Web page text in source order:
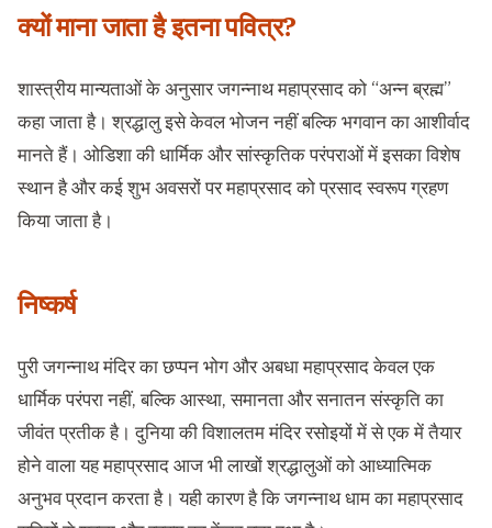
क्यों माना जाता है इतना पवित्र?
शास्त्रीय मान्यताओं के अनुसार जगन्नाथ महाप्रसाद को “अन्न ब्रह्म”
कहा जाता है। श्रद्धालु इसे केवल भोजन नहीं बल्कि भगवान का आशीर्वाद
मानते हैं। ओडिशा की धार्मिक और सांस्कृतिक परंपराओं में इसका विशेष
स्थान है और कई शुभ अवसरों पर महाप्रसाद को प्रसाद स्वरूप ग्रहण
किया जाता है।
निष्कर्ष
पुरी जगन्नाथ मंदिर का छप्पन भोग और अबधा महाप्रसाद केवल एक
धार्मिक परंपरा नहीं, बल्कि आस्था, समानता और सनातन संस्कृति का
जीवंत प्रतीक है। दुनिया की विशालतम मंदिर रसोइयों में से एक में तैयार
होने वाला यह महाप्रसाद आज भी लाखों श्रद्धालुओं को आध्यात्मिक
अनुभव प्रदान करता है। यही कारण है कि जगन्नाथ धाम का महाप्रसाद